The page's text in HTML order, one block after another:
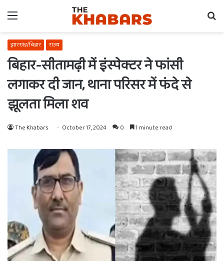
Menu
झारखंड/बिहार राज्य
बिहार-सीतामढ़ी में इंस्पेक्टर ने फांसी
लगाकर दी जान, थाना परिसर में फंदे से
झूलता मिला शव
The Khabars October 17, 2024 0 1 minute read